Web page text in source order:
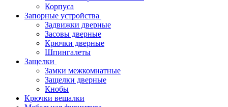
Корпуса
Запорные устройства
Задвижки дверные
Засовы дверные
Крючки дверные
Шпингалеты
Защелки
Замки межкомнатные
Защелки дверные
Кнобы
Крючки вешалки